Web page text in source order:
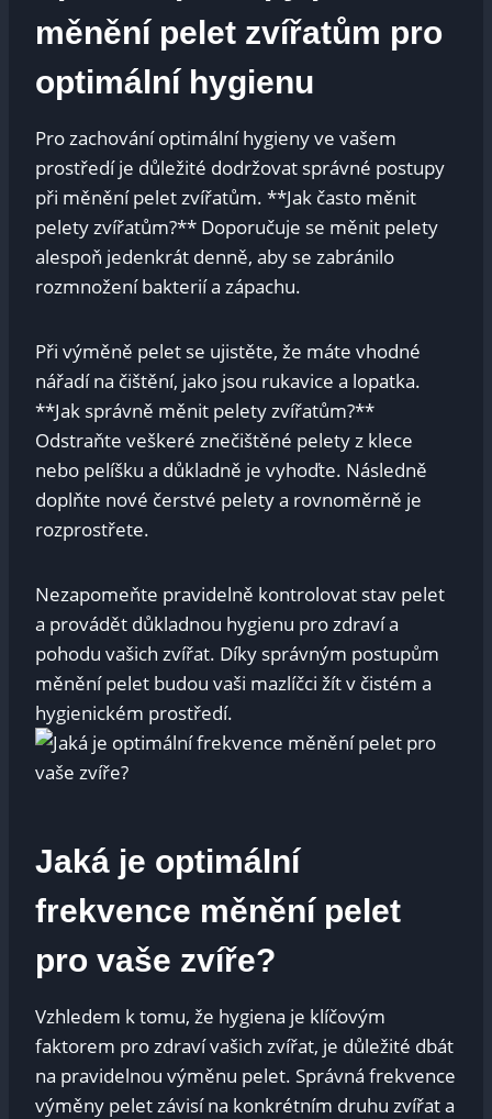
měnění pelet zvířatům pro
optimální hygienu
Pro zachování optimální hygieny ve vašem
prostředí je důležité dodržovat správné postupy
při měnění pelet zvířatům. **Jak často měnit
pelety zvířatům?** Doporučuje se měnit pelety
alespoň jedenkrát denně, aby se zabránilo
rozmnožení bakterií a zápachu.
Při výměně pelet se ujistěte, že máte vhodné
nářadí na čištění, jako jsou rukavice a lopatka.
**Jak správně měnit pelety zvířatům?**
Odstraňte veškeré znečištěné pelety z klece
nebo pelíšku a důkladně je vyhoďte. Následně
doplňte nové čerstvé pelety a rovnoměrně je
rozprostřete.
Nezapomeňte pravidelně kontrolovat stav pelet
a provádět důkladnou hygienu pro zdraví a
pohodu vašich zvířat. Díky správným postupům
měnění pelet budou vaši mazlíčci žít v čistém a
hygienickém prostředí.
Jaká je optimální
frekvence měnění pelet
pro vaše zvíře?
Vzhledem k tomu, že hygiena je klíčovým
faktorem pro zdraví vašich zvířat, je důležité dbát
na pravidelnou výměnu pelet. Správná frekvence
výměny pelet závisí na konkrétním druhu zvířat a